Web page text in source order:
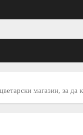
магазин, за да